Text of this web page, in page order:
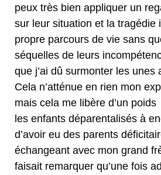
peux très bien appliquer un
sur leur situation et la tragédie
propre parcours de vie sans
séquelles de leurs
que j’ai dû surmonter les unes
Cela n’atténue en rien mon
mais cela me libère d’un
les enfants déparentalisés à
d’avoir eu des parents
échangeant avec mon grand
faisait remarquer qu’une fois